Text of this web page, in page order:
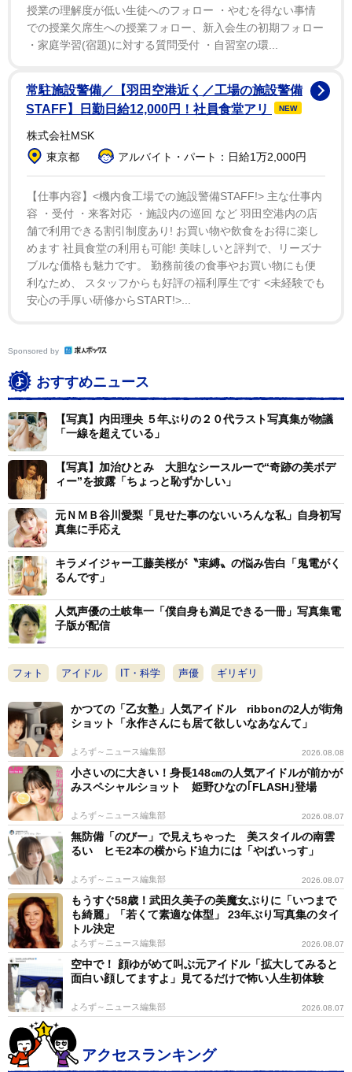
授業の理解度が低い生徒へのフォロー ・やむを得ない事情
での授業欠席生への授業フォロー、新入会生の初期フォロー
・家庭学習(宿題)に対する質問受付 ・自習室の環...
常駐施設警備／【羽田空港近く／工場の施設警備
STAFF】日勤日給12,000円！社員食堂アリ
NEW
株式会社MSK
東京都
アルバイト・パート：日給1万2,000円
【仕事内容】<機内食工場での施設警備STAFF!> 主な仕事内
容 ・受付 ・来客対応 ・施設内の巡回 など 羽田空港内の店
舗で利用できる割引制度あり! お買い物や飲食をお得に楽し
めます 社員食堂の利用も可能! 美味しいと評判で、リーズナ
ブルな価格も魅力です。 勤務前後の食事やお買い物にも便
利なため、 スタッフからも好評の福利厚生です <未経験でも
安心の手厚い研修からSTART!>...
Sponsored by
おすすめニュース
【写真】内田理央 ５年ぶりの２０代ラスト写真集が物議
「一線を超えている」
【写真】加治ひとみ 大胆なシースルーで“奇跡の美ボデ
ィー”を披露「ちょっと恥ずかしい」
元ＮＭＢ谷川愛梨「見せた事のないいろんな私」自身初写
真集に手応え
キラメイジャー工藤美桜が〝束縛〟の悩み告白「鬼電がく
るんです」
人気声優の土岐隼一「僕自身も満足できる一冊」写真集電
子版が配信
フォト アイドル IT・科学 声優 ギリギリ
かつての「乙女塾」人気アイドル ribbonの2人が街角
ショット「永作さんにも居て欲しいなあなんて」
よろず～ニュース編集部 2026.08.08
小さいのに大きい！身長148㎝の人気アイドルが前かが
みスペシャルショット 姫野ひなの｢FLASH｣登場
よろず～ニュース編集部 2026.08.07
無防備「のびー」で見えちゃった 美スタイルの南雲
るい ヒモ2本の横からド迫力には「やばいっす」
よろず～ニュース編集部 2026.08.07
もうすぐ58歳！武田久美子の美魔女ぶりに「いつまで
も綺麗」「若くて素適な体型」 23年ぶり写真集のタイ
トル決定
よろず～ニュース編集部 2026.08.07
空中で！ 顔ゆがめて叫ぶ元アイドル「拡大してみると
面白い顔してますよ」見てるだけで怖い人生初体験
よろず～ニュース編集部 2026.08.07
アクセスランキング